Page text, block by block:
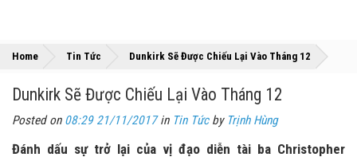
Home »
Tin Tức »
Dunkirk Sẽ Được Chiếu Lại Vào Tháng 12
Dunkirk Sẽ Được Chiếu Lại Vào Tháng 12
Posted on 08:29 21/11/2017in Tin Tứcby Trịnh Hùng
Đánh dấu sự trở lại của vị đạo diễn tài ba Christopher